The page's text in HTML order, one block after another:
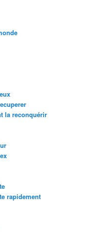
la reconquérir
rapidement